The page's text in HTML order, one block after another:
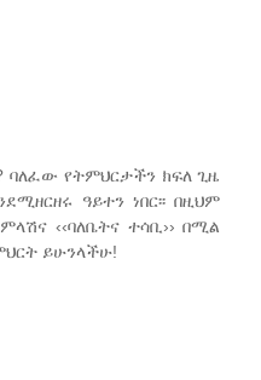
ባለፈው የትምህርታችን ክፍለ ጊዜ
ዓይተን ነበር፡፡ በዚህም
‹‹ባለቤትና ተሳቢ›› በሚል
ይሁንላችሁ!